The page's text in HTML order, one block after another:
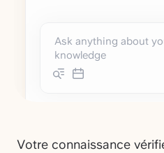
Votre connaissance